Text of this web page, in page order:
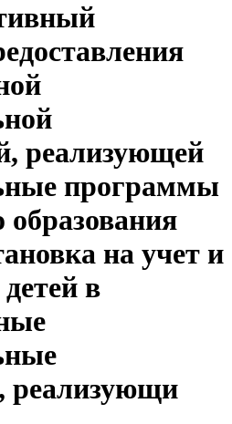
реализующей
программы
на учет и
в
реализующи